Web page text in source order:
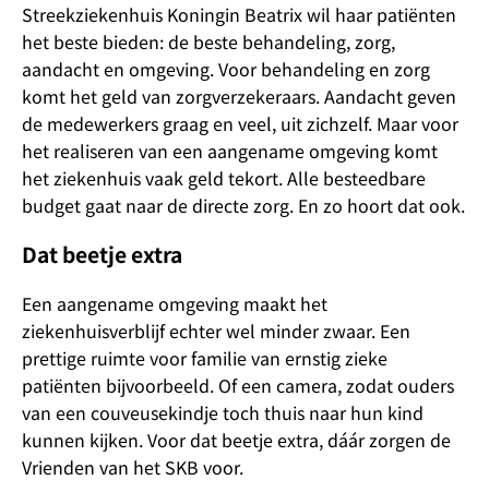
Streekziekenhuis Koningin Beatrix wil haar patiënten
het beste bieden: de beste behandeling, zorg,
aandacht en omgeving. Voor behandeling en zorg
komt het geld van zorgverzekeraars. Aandacht geven
de medewerkers graag en veel, uit zichzelf. Maar voor
het realiseren van een aangename omgeving komt
het ziekenhuis vaak geld tekort. Alle besteedbare
budget gaat naar de directe zorg. En zo hoort dat ook.
Dat beetje extra
Een aangename omgeving maakt het
ziekenhuisverblijf echter wel minder zwaar. Een
prettige ruimte voor familie van ernstig zieke
patiënten bijvoorbeeld. Of een camera, zodat ouders
van een couveusekindje toch thuis naar hun kind
kunnen kijken. Voor dat beetje extra, dáár zorgen de
Vrienden van het SKB voor.